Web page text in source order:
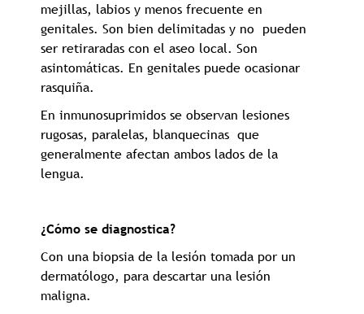
mejillas, labios y menos frecuente en
genitales. Son bien delimitadas y no pueden
ser retiraradas con el aseo local. Son
asintomáticas. En genitales puede ocasionar
rasquiña.
En inmunosuprimidos se observan lesiones
rugosas, paralelas, blanquecinas que
generalmente afectan ambos lados de la
lengua.
¿Cómo se diagnostica?
Con una biopsia de la lesión tomada por un
dermatólogo, para descartar una lesión
maligna.